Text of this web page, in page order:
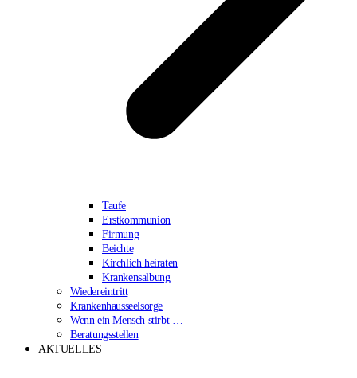
Taufe
Erstkommunion
Firmung
Beichte
Kirchlich heiraten
Krankensalbung
Wiedereintritt
Krankenhausseelsorge
Wenn ein Mensch stirbt …
Beratungsstellen
AKTUELLES